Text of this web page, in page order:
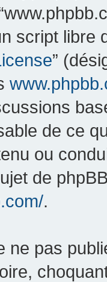
script
”
de ce
ou
de
.
ne pas